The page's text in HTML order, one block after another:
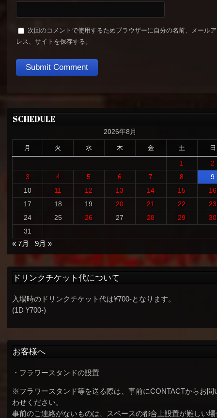
次回のコメントで使用するためブラウザーに自分の名前、メール
レス、サイトを保存する。
SCHEDULE
2026年8月
月 火 水 木 金 土 日
1
2
3
4 5 6 7 8
9
10
11 12 13 14 15
16
17
18 19 20 21 22
23
24
25 26 27 28 29
30
31
« 7月
9月 »
ドリンクチケット代について
入場時のドリンクチケット代は¥700-となります。
(1D ¥700-)
お客様へ
・フラワースタンドの設置
※フラワースタンド等を送る際は、事前にCONTACTからお問
わせください。
事前のご連絡がないものは、スペースの都合上設置が難しい場